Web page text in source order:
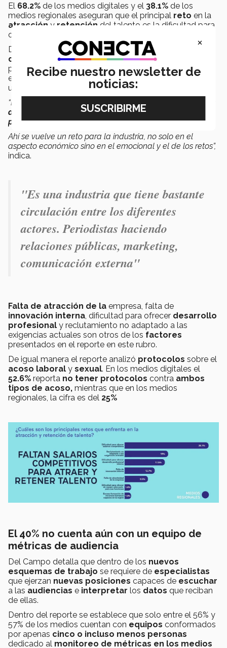
El 68.2% de los medios digitales y el 38.1% de los
medios regionales aseguran que el principal reto en la
atracción y retención del talento es la dificultad para
ofrecer
Del Campo añade que este factor aunado a la
diversidad
deconocimientodelperiodista actual
permite que el profesionista pueda incursionar
exitosamente en áreas donde en ocasiones encuentran
una
solvencia económica mayor
“Es una industria que tiene bastantecirculación
diferentes actores
. Periodistas haciendo
públicas,marketing,comunicación externa.
Ahí se vuelve un reto para la industria, no solo en el
aspecto económico sino en el emocional y el de los retos”,
indica.
"Es una industria que tiene bastante
circulación entre los diferentes
actores. Periodistas haciendo
relaciones públicas, marketing,
comunicación externa"
Falta de atracción de la empresa, falta de
innovación interna , dificultad para ofrecer desarrollo
profesional y reclutamiento no adaptado a las
exigencias actuales son otros de los factores
presentados en el reporte en este rubro.
De igual manera el reporte analizó protocolos sobre el
acoso laboral y sexual. En los medios digitales el
52.6% reporta no tener protocolos contra ambos
tipos de acoso, mientras que en los medios
regionales, la cifra es del 25%
El 40% no cuenta aún con un equipo de
métricas de audiencia
Del Campo detalla que dentro de los nuevos
esquemas de trabajo se requiere de especialistas
que ejerzan nuevas posiciones capaces de escuchar
a las audiencias e interpretar los datos que reciban
de ellas.
Dentro del reporte se establece que solo entre el 56% y
57% de los medios cuentan con equipos conformados
por apenas cinco o incluso menos personas
dedicado al monitoreo de métricas en los medios
×
Recibe nuestro newsletter de
noticias: